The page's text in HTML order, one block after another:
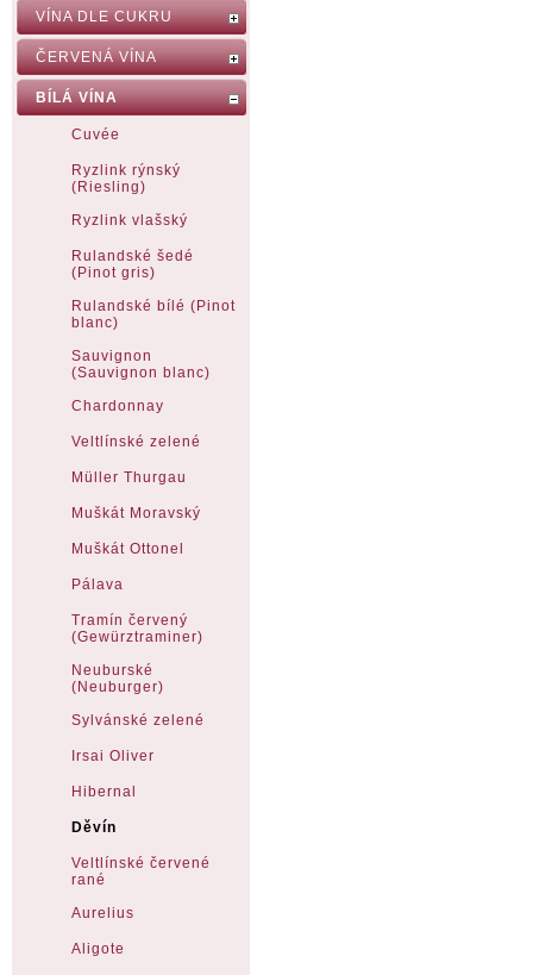
VÍNA DLE CUKRU
ČERVENÁ VÍNA
BÍLÁ VÍNA
Cuvée
Ryzlink rýnský
(Riesling)
Ryzlink vlašský
Rulandské šedé
(Pinot gris)
Rulandské bílé (Pinot
blanc)
Sauvignon
(Sauvignon blanc)
Chardonnay
Veltlínské zelené
Müller Thurgau
Muškát Moravský
Muškát Ottonel
Pálava
Tramín červený
(Gewürztraminer)
Neuburské
(Neuburger)
Sylvánské zelené
Irsai Oliver
Hibernal
Děvín
Veltlínské červené
rané
Aurelius
Aligote